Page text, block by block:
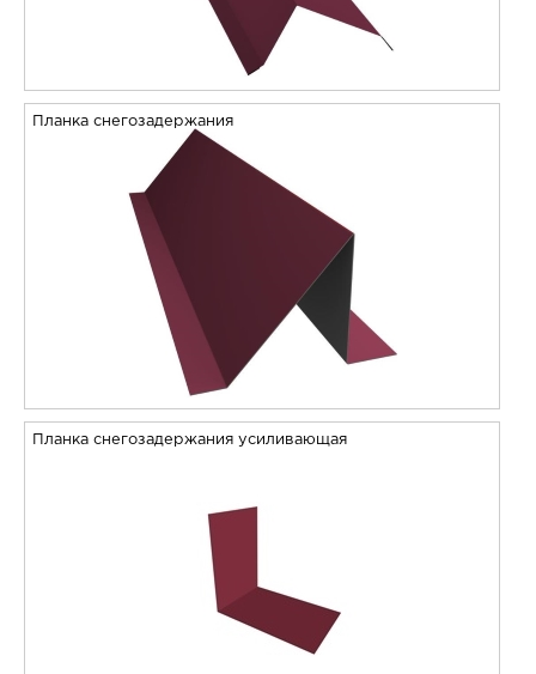
Планка снегозадержания
Планка снегозадержания усиливающая